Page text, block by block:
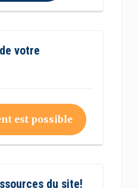
votre
est possible
du site!